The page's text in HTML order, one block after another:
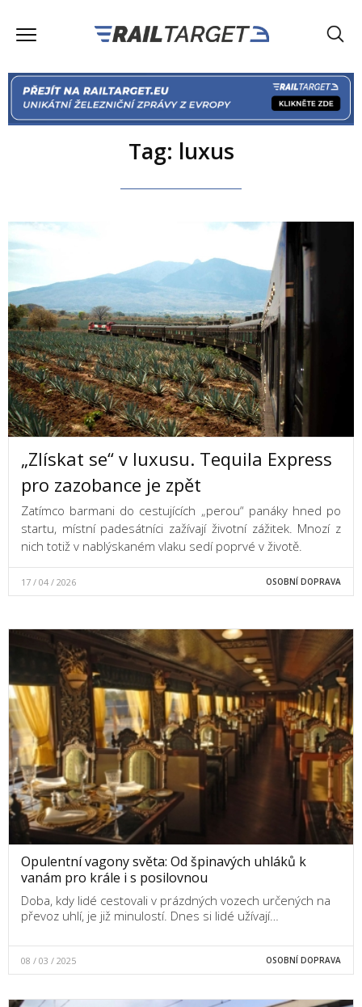
Tag: luxus
„Zlískat se“ v luxusu. Tequila Express
pro zazobance je zpět
Zatímco barmani do cestujících „perou“ panáky hned po
startu, místní padesátníci zažívají životní zážitek. Mnozí z
nich totiž v nablýskaném vlaku sedí poprvé v životě.
17 / 04 / 2026 OSOBNÍ DOPRAVA
Opulentní vagony světa: Od špinavých uhláků k
vanám pro krále i s posilovnou
Doba, kdy lidé cestovali v prázdných vozech určených na
převoz uhlí, je již minulostí. Dnes si lidé užívají…
08 / 03 / 2025 OSOBNÍ DOPRAVA